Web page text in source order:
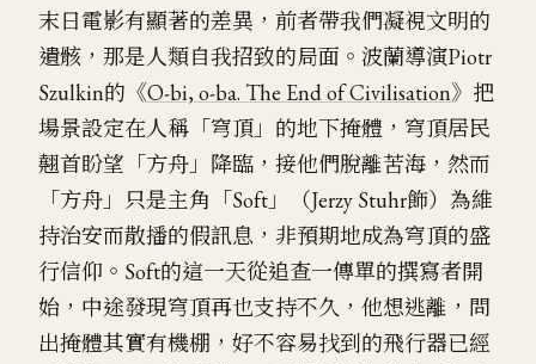
末日電影有顯著的差異，前者帶我們凝視文明的
遺骸，那是人類自我招致的局面。波蘭導演Piotr
Szulkin的《O-bi, o-ba. The End of Civilisation》把
場景設定在人稱「穹頂」的地下掩體，穹頂居民
翹首盼望「方舟」降臨，接他們脫離苦海，然而
「方舟」只是主角「Soft」（Jerzy Stuhr飾）為維
持治安而散播的假訊息，非預期地成為穹頂的盛
行信仰。Soft的這一天從追查一傳單的撰寫者開
始，中途發現穹頂再也支持不久，他想逃離，問
出掩體其實有機棚，好不容易找到的飛行器已經